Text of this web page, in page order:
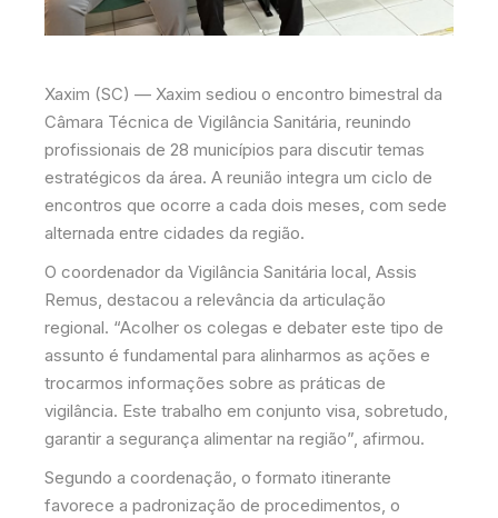
Xaxim (SC) — Xaxim sediou o encontro bimestral da
Câmara Técnica de Vigilância Sanitária, reunindo
profissionais de 28 municípios para discutir temas
estratégicos da área. A reunião integra um ciclo de
encontros que ocorre a cada dois meses, com sede
alternada entre cidades da região.
O coordenador da Vigilância Sanitária local, Assis
Remus, destacou a relevância da articulação
regional. “Acolher os colegas e debater este tipo de
assunto é fundamental para alinharmos as ações e
trocarmos informações sobre as práticas de
vigilância. Este trabalho em conjunto visa, sobretudo,
garantir a segurança alimentar na região”, afirmou.
Segundo a coordenação, o formato itinerante
favorece a padronização de procedimentos, o